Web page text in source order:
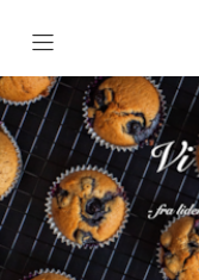
Forsiden BKLF
Småbakst
Brød